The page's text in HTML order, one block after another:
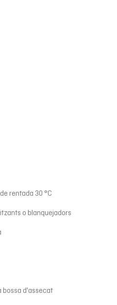
rentada 30 °C
o blanquejadors
bossa d'assecat